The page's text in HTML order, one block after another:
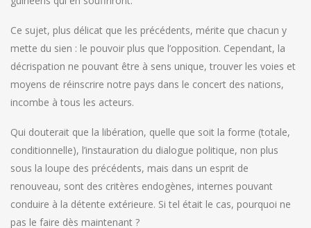
Ce sujet, plus délicat que les précédents, mérite que chacun y
mette du sien : le pouvoir plus que l’opposition. Cependant, la
décrispation ne pouvant être à sens unique, trouver les voies et
moyens de réinscrire notre pays dans le concert des nations,
incombe à tous les acteurs.
Qui douterait que la libération, quelle que soit la forme (totale,
conditionnelle), l’instauration du dialogue politique, non plus
sous la loupe des précédents, mais dans un esprit de
renouveau, sont des critères endogènes, internes pouvant
conduire à la détente extérieure. Si tel était le cas, pourquoi ne
pas le faire dès maintenant ?